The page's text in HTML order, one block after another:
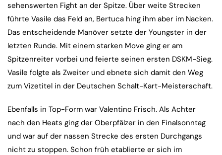
sehenswerten Fight an der Spitze. Über weite Strecken
führte Vasile das Feld an, Bertuca hing ihm aber im Nacken.
Das entscheidende Manöver setzte der Youngster in der
letzten Runde. Mit einem starken Move ging er am
Spitzenreiter vorbei und feierte seinen ersten DSKM-Sieg.
Vasile folgte als Zweiter und ebnete sich damit den Weg
zum Vizetitel in der Deutschen Schalt-Kart-Meisterschaft.
Ebenfalls in Top-Form war Valentino Frisch. Als Achter
nach den Heats ging der Oberpfälzer in den Finalsonntag
und war auf der nassen Strecke des ersten Durchgangs
nicht zu stoppen. Schon früh etablierte er sich im